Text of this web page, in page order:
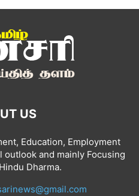
US
Education, Employment
and mainly Focusing
Dharma.